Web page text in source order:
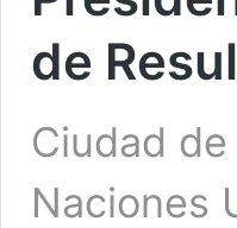
de
Ciudad
Naciones